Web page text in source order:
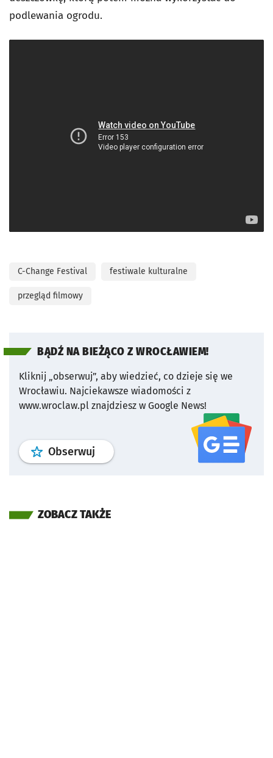
podlewania ogrodu.
C-Change Festival festiwale kulturalne
przegląd filmowy
BĄDŹ NA BIEŻĄCO Z WROCŁAWIEM!
Kliknij „obserwuj”, aby wiedzieć, co dzieje się we
Wrocławiu. Najciekawsze wiadomości z
www.wroclaw.pl znajdziesz w Google News!
Obserwuj profil serwisu
ZOBACZ TAKŻE